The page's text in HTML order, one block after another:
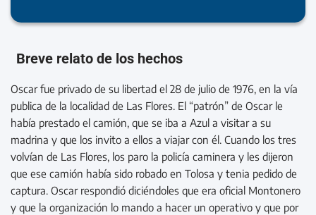
Breve relato de los hechos
Oscar fue privado de su libertad el 28 de julio de 1976, en la vía
publica de la localidad de Las Flores. El “patrón” de Oscar le
había prestado el camión, que se iba a Azul a visitar a su
madrina y que los invito a ellos a viajar con él. Cuando los tres
volvían de Las Flores, los paro la policía caminera y les dijeron
que ese camión había sido robado en Tolosa y tenia pedido de
captura. Oscar respondió diciéndoles que era oficial Montonero
y que la organización lo mando a hacer un operativo y que por